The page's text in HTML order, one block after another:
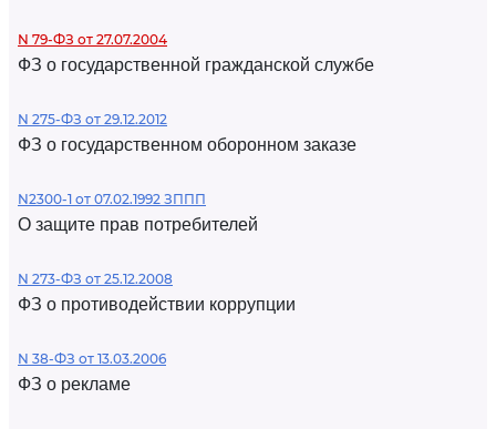
N 79-ФЗ от 27.07.2004
ФЗ о государственной гражданской службе
N 275-ФЗ от 29.12.2012
ФЗ о государственном оборонном заказе
N2300-1 от 07.02.1992 ЗППП
О защите прав потребителей
N 273-ФЗ от 25.12.2008
ФЗ о противодействии коррупции
N 38-ФЗ от 13.03.2006
ФЗ о рекламе